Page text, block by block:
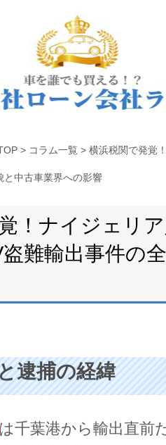
> コラム一覧 > 横浜税関で発覚
中古車業界への影響
！ナイジェリ
難輸出事件の
逮捕の経緯
は千葉港から輸出直前